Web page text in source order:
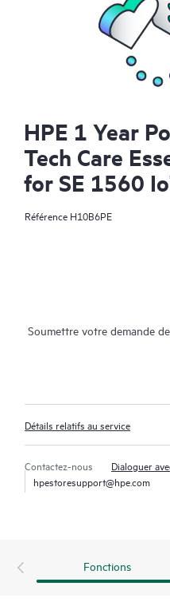
HPE 1 Year
Tech Care
for SE 1560
Référence H10B6PE
Soumettre votre demande
Détails relatifs au service
Contactez-nous
Dialoguer
hpestoresupport@hpe.com
Fonctions